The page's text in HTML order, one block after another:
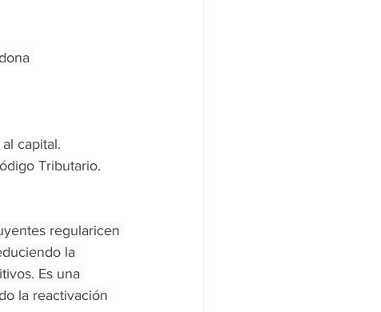
capital.
Tributario.
regularicen
la
Es una
la reactivación